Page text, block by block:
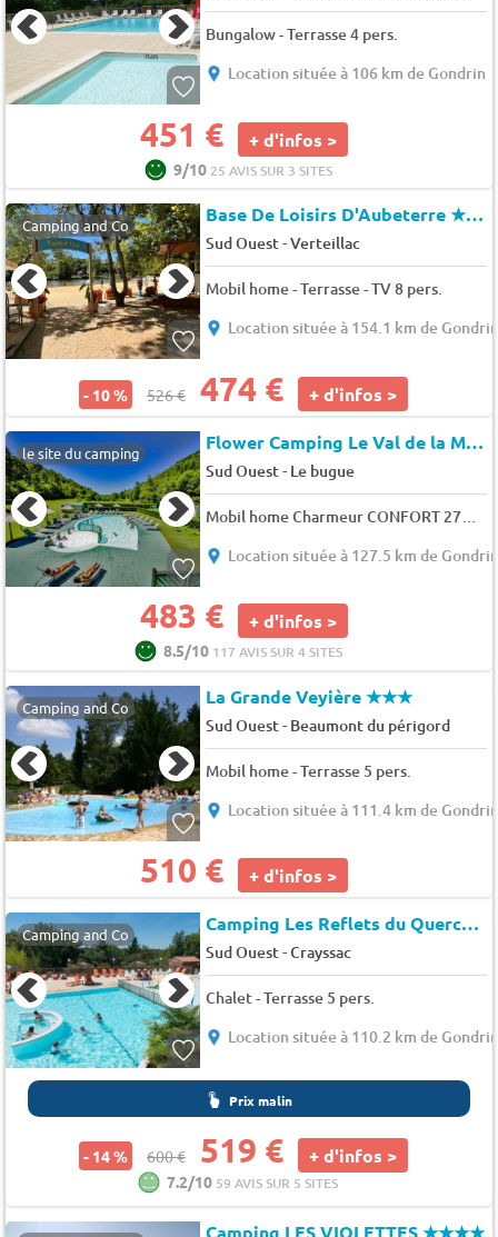
Bungalow - Terrasse 4 pers.
Location située à 106 km de Gondrin
451 € + d'infos >
9/10 25 AVIS SUR 3 SITES
Camping and Co Base De Loisirs D'Aubeterre★★★
Sud Ouest-Verteillac
Mobil home - Terrasse - TV 8 pers.
Location située à 154.1 km de
- 10 % 526 € 474 € + d'infos >
le site du camping Flower Camping Le Val de la Marquise
Sud Ouest- Le bugue
Location située à 127.5 km de
483 € + d'infos >
8.5/10 117 AVIS SUR 4 SITES
Camping and Co La Grande Veyière★★★
Sud Ouest- Beaumont du périgord
Mobil home - Terrasse 5 pers.
Location située à 111.4 km de
510 € + d'infos >
Camping and Co Camping Les Reflets du Quercy
Sud Ouest-Crayssac
Chalet - Terrasse 5 pers.
Location située à 110.2 km de
Prix malin
- 14 % 600 € 519 € + d'infos >
7.2/10 59 AVIS SUR 5 SITES
Camping LES VIOLETTES★★★★